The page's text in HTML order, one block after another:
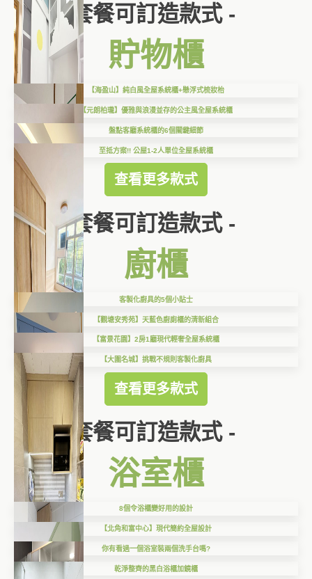
套餐可訂造款式 -
貯物櫃
【海盈山】純白風全屋系統櫃+懸浮式梳妝枱
【元朗柏瓏】優雅與浪漫並存的公主風全屋系統櫃
盤點客廳系統櫃的6個關鍵細節
至抵方案!! 公屋1-2人單位全屋系統櫃
查看更多款式
套餐可訂造款式 -
廚櫃
客製化廚具的5個小貼士
【觀塘安秀苑】天藍色廚廁櫃的清新組合
【富景花園】2房1廳現代輕奢全屋系統櫃
【大圍名城】挑戰不規則客製化廚具
查看更多款式
套餐可訂造款式 -
浴室櫃
8個令浴櫃變好用的設計
【北角和富中心】現代簡約全屋設計
你有看過一個浴室裝兩個洗手台嗎?
乾淨整齊的黑白浴櫃加鏡櫃